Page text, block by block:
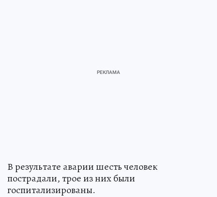
В результате аварии шесть человек
пострадали, трое из них были
госпитализированы.